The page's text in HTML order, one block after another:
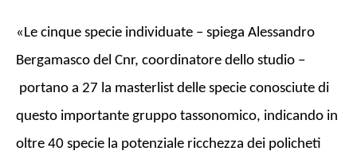
«Le cinque specie individuate – spiega Alessandro
Bergamasco del Cnr, coordinatore dello studio –
portano a 27 la masterlist delle specie conosciute di
questo importante gruppo tassonomico, indicando in
oltre 40 specie la potenziale ricchezza dei policheti